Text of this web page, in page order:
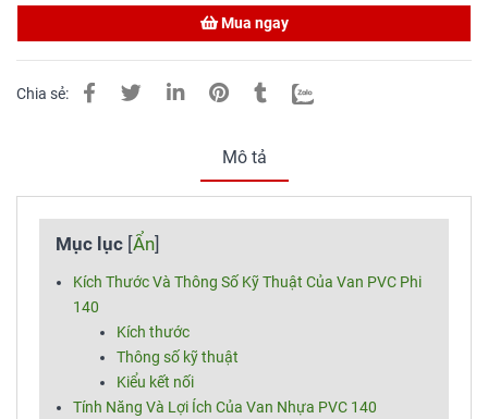
Mua ngay
Chia sẻ:
Mô tả
Mục lục [Ẩn]
Kích Thước Và Thông Số Kỹ Thuật Của Van PVC Phi
140
Kích thước
Thông số kỹ thuật
Kiểu kết nối
Tính Năng Và Lợi Ích Của Van Nhựa PVC 140